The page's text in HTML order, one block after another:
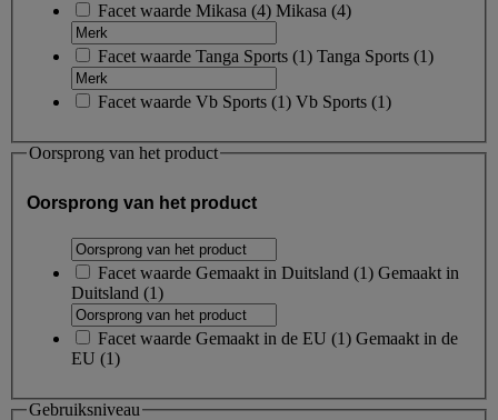
Facet waarde Mikasa (4) Mikasa (4)
Facet waarde Tanga Sports (1) Tanga Sports (1)
Facet waarde Vb Sports (1) Vb Sports (1)
Oorsprong van het product
Oorsprong van het product
Facet waarde Gemaakt in Duitsland (1) Gemaakt in
Duitsland (1)
Facet waarde Gemaakt in de EU (1) Gemaakt in de
EU (1)
Gebruiksniveau